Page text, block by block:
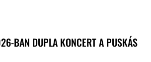
BAN DUPLA KONCERT A PUSKÁS